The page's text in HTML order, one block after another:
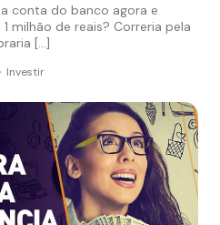
conta do banco agora e
milhão de reais? Correria pela
[…]
Investir